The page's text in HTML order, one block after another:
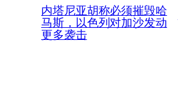
内塔尼亚胡称必须摧毁哈
马斯，以色列对加沙发动
更多袭击